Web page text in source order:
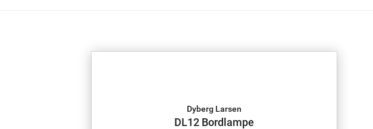
Dyberg Larsen
DL12 Bordlampe